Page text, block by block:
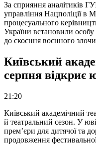
За сприяння аналітиків
управління Нацполіції в
процесуального
України встановили
до скоєння воєнного
Київський
серпня відкриє
21:20
Київський академічний
й театральний сезон. У
прем’єри для дитячої та
продовження